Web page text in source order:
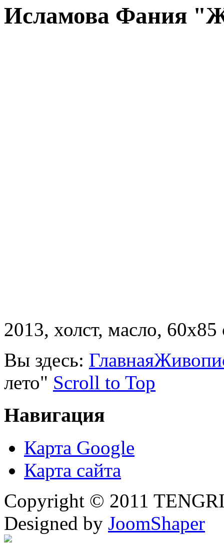
Исламова Фания
2013, холст, масло, 60х85
Вы здесь: Главная
лето" Scroll to Top
Навигация
Карта Google
Карта сайта
Copyright © 2011
Designed by JoomShaper